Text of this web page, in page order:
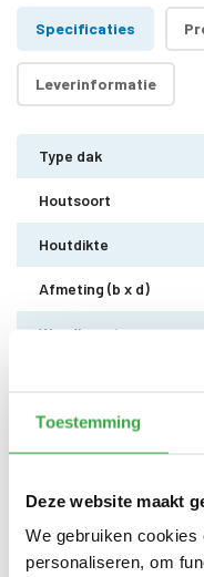
Toestemming
Deze website maakt
We gebruiken
personaliseren, om
Specificaties
Leverinformatie
Type dak
Houtsoort
Houtdikte
Afmeting (b x d)
Wandhoogte
Dakmaat (b x d)
Dakbedekking